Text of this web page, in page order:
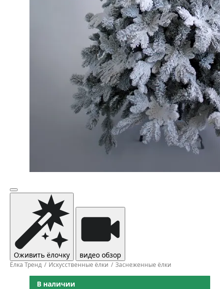
Оживить ёлочку видео обзор
Ёлка Тренд Искусственные ёлки Заснеженные ёлки
В наличии